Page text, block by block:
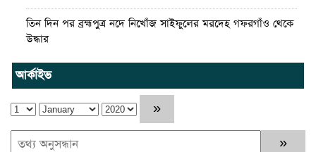
তিন দিন পর ব্রহ্মপুত্র নদে নিখোঁজ সাইফুলের মরদেহ গফরগাঁও থেকে
উদ্ধার
ব্রহ্মপুত্র নদে নিখোঁজ কৃষকের সন্ধান মেলেনি
রাঙ্গুনিয়ায় জুলাই গণঅভ্যুত্থান দিবস পালিত
পার্বতীপুরে জুলাই গণঅভ্যুত্থান দিবস পালন
আর্কাইভ